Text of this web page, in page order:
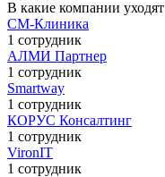
В какие компании уходят
СМ-Клиника
1 сотрудник
АЛМИ Партнер
1 сотрудник
Smartway
1 сотрудник
КОРУС Консалтинг
1 сотрудник
VironIT
1 сотрудник